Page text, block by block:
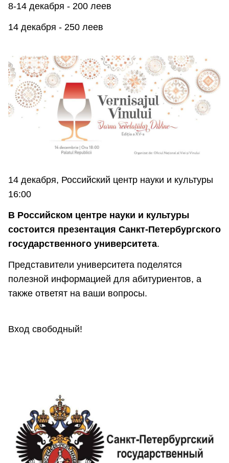
8-14 декабря - 200 леев
14 декабря - 250 леев
14 декабря, Российский центр науки и культуры
16:00
В Российском центре науки и культуры
состоится презентация Санкт-Петербургского
государственного университета.
Представители университета поделятся
полезной информацией для абитуриентов, а
также ответят на ваши вопросы.
Вход свободный!